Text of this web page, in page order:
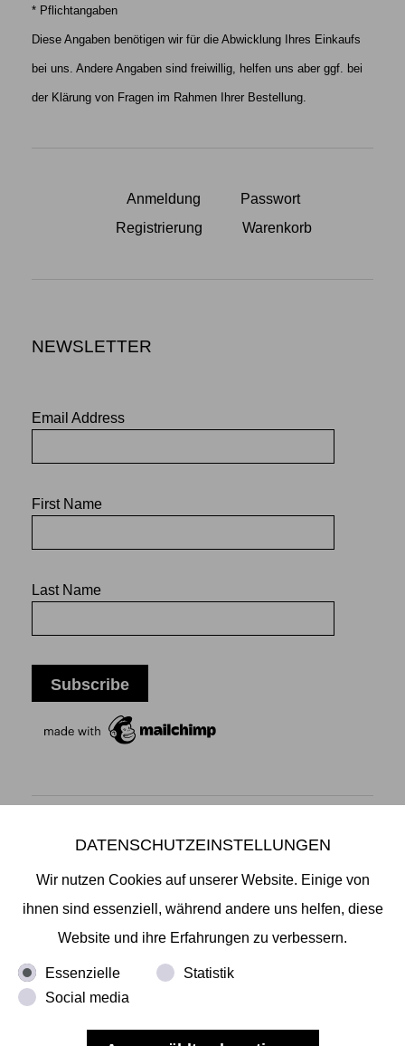
* Pflichtangaben
Diese Angaben benötigen wir für die Abwicklung Ihres Einkaufs
bei uns. Andere Angaben sind freiwillig, helfen uns aber ggf. bei
der Klärung von Fragen im Rahmen Ihrer Bestellung.
Anmeldung
Passwort
Registrierung
Warenkorb
NEWSLETTER
Email Address
First Name
Last Name
Mikiko Sato Gallery ı Klosterwall 13 ı 20095 Hamburg
Di - Fr 13.00 - 19.00 ı Sa 13.00 - 18.00 u.n.V
DATENSCHUTZEINSTELLUNGEN
Wir nutzen Cookies auf unserer Website. Einige von
ihnen sind essenziell, während andere uns helfen, diese
Website und ihre Erfahrungen zu verbessern.
Essenzielle
Statistik
Social media